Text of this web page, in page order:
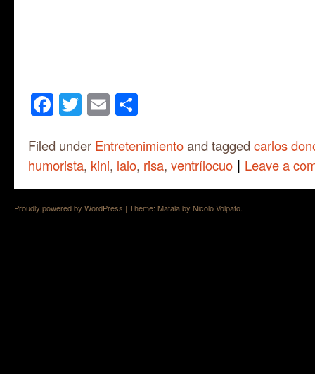
Facebook
Twitter
Email
Filed under Entretenimientoand tagged carlos
humorista, kini, lalo, risa, ventrílocuo | Leave a
Proudly powered by WordPress | Theme: Matala by Nicolo Volpato